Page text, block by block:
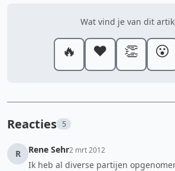
Wat vind je van dit
🔥 ❤️ 👏 😮
Reacties 5
R Rene Sehr2 mrt 2012
Ik heb al diverse partijen